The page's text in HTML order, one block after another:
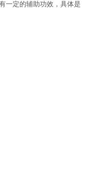
一定的辅助功效，具体是